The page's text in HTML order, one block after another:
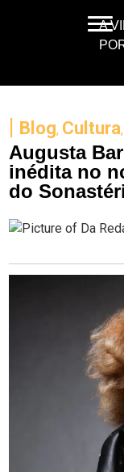
A
| Blog, Cultura,
Augusta
inédita no
do